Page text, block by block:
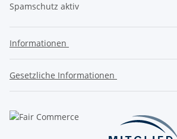
Spamschutz aktiv
Informationen
Gesetzliche Informationen